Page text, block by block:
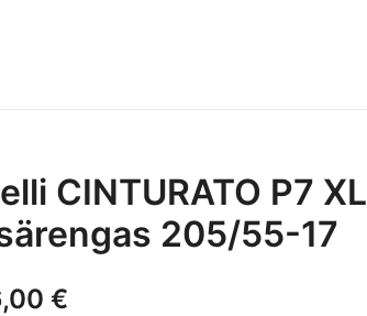
CINTURATO P7 XL
205/55-17
€